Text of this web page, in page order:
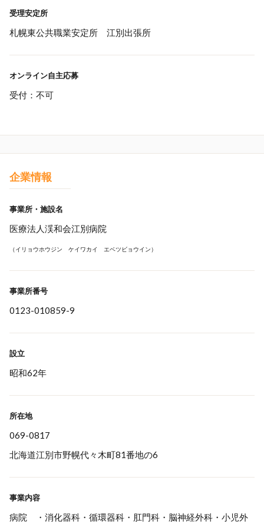
受理安定所
札幌東公共職業安定所 江別出張所
オンライン自主応募
受付：不可
企業情報
事業所・施設名
医療法人渓和会江別病院
（イリョウホウジン ケイワカイ エベツビョウイン）
事業所番号
0123-010859-9
設立
昭和62年
所在地
069-0817
北海道江別市野幌代々木町81番地の6
事業内容
病院 ・消化器科・循環器科・肛門科・脳神経外科・小児外